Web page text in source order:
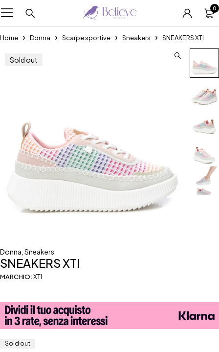
0
Home Donna Scarpe sportive Sneakers SNEAKERS XTI
Sold out
Donna Sneakers
SNEAKERS XTI
MARCHIO:XTI
Sold out